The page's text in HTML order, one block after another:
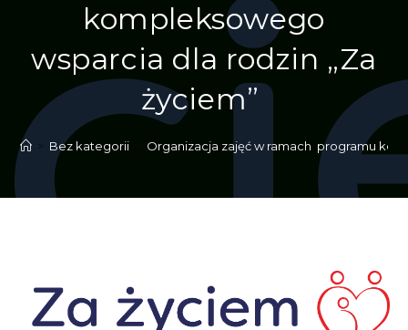
kompleksowego
wsparcia dla rodzin „Za
życiem”
> Bez kategorii Organizacja zajęć w ramach programu